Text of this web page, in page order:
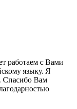
работаем с Вами
языку. Я
Спасибо Вам